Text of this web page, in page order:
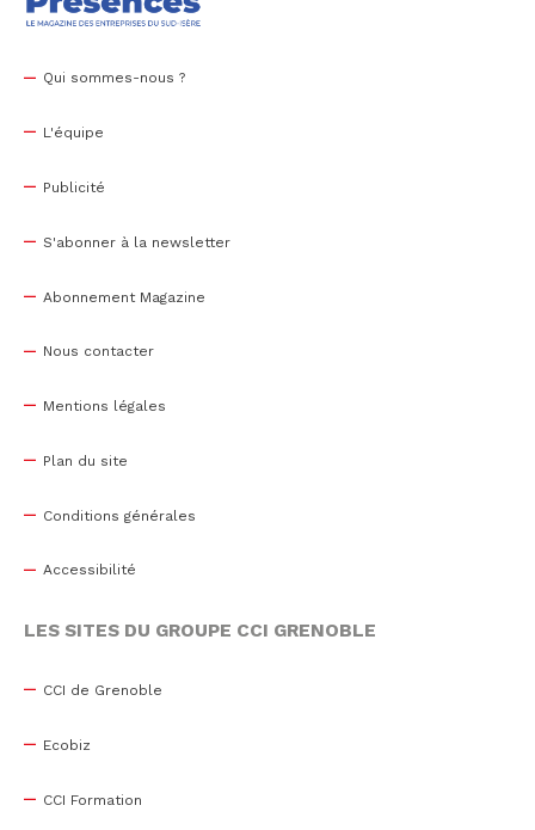
Qui sommes-nous ?
L'équipe
Publicité
S'abonner à la newsletter
Abonnement Magazine
Nous contacter
Mentions légales
Plan du site
Conditions générales
Accessibilité
LES SITES DU GROUPE CCI GRENOBLE
CCI de Grenoble
Ecobiz
CCI Formation